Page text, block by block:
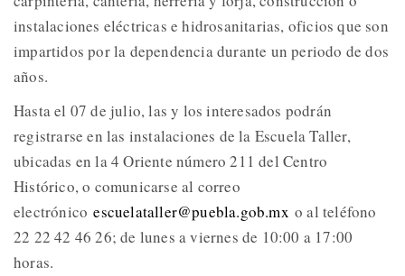
instalaciones eléctricas e hidrosanitarias, oficios que son
impartidos por la dependencia durante un periodo de dos
años.
Hasta el 07 de julio, las y los interesados podrán
registrarse en las instalaciones de la Escuela Taller,
ubicadas en la 4 Oriente número 211 del Centro
Histórico, o comunicarse al correo
electrónicoescuelataller@puebla.gob.mx o al teléfono
22 22 42 46 26; de lunes a viernes de 10:00 a 17:00
horas.